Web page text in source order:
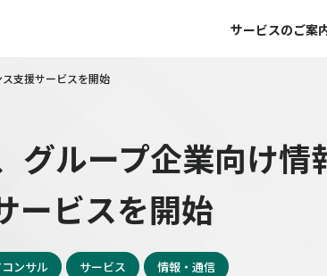
サービスのご案
支援サービスを開始
グループ企業向け
ービスを開始
ンサル サービス 情報・通信